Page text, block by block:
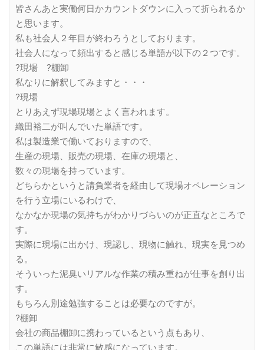
皆さんあと実働何日かカウントダウンに入って折られるか
と思います。
私も社会人２年目が終わろうとしております。
社会人になって頻出すると感じる単語が以下の２つです。
?現場 ?棚卸
私なりに解釈してみますと・・・
?現場
とりあえず現場現場とよく言われます。
織田裕二が叫んでいた単語です。
私は製造業で働いておりますので、
生産の現場、販売の現場、在庫の現場と、
数々の現場を持っています。
どちらかというと請負業者を経由して現場オペレーション
を行う立場にいるわけで、
なかなか現場の気持ちがわかりづらいのが正直なところで
す。
実際に現場に出かけ、現認し、現物に触れ、現実を見つめ
る。
そういった泥臭いリアルな作業の積み重ねが仕事を創り出
す。
もちろん別途勉強することは必要なのですが。
?棚卸
会社の商品棚卸に携わっているという点もあり、
この単語には非常に敏感になっています。